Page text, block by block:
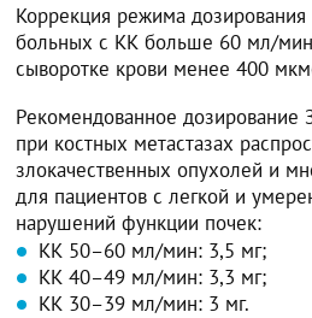
Коррекция режима дозирования
больных с КК больше 60 мл/
сыворотке крови менее 400
Рекомендованное дозирование
при костных метастазах
злокачественных опухолей и
для пациентов с легкой и
нарушений функции почек:
КК 50–60 мл/мин: 3,5 мг;
КК 40–49 мл/мин: 3,3 мг;
КК 30–39 мл/мин: 3 мг.